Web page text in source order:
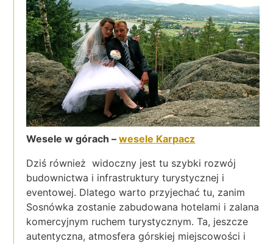
Wesele w górach –wesele Karpacz
Dziś również widoczny jest tu szybki rozwój
budownictwa i infrastruktury turystycznej i
eventowej. Dlatego warto przyjechać tu, zanim
Sosnówka zostanie zabudowana hotelami i zalana
komercyjnym ruchem turystycznym. Ta, jeszcze
autentyczna, atmosfera górskiej miejscowości i